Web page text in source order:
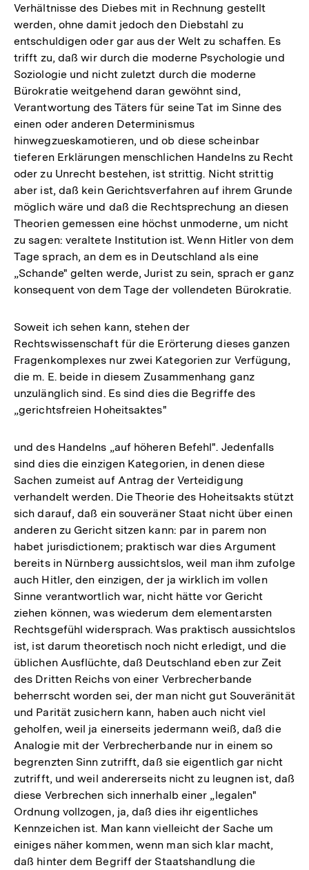
Verhältnisse des Diebes mit in Rechnung gestellt
werden, ohne damit jedoch den Diebstahl zu
entschuldigen oder gar aus der Welt zu schaffen. Es
trifft zu, daß wir durch die moderne Psychologie und
Soziologie und nicht zuletzt durch die moderne
Bürokratie weitgehend daran gewöhnt sind,
Verantwortung des Täters für seine Tat im Sinne des
einen oder anderen Determinismus
hinwegzueskamotieren, und ob diese scheinbar
tieferen Erklärungen menschlichen Handelns zu Recht
oder zu Unrecht bestehen, ist strittig. Nicht strittig
aber ist, daß kein Gerichtsverfahren auf ihrem Grunde
möglich wäre und daß die Rechtsprechung an diesen
Theorien gemessen eine höchst unmoderne, um nicht
zu sagen: veraltete Institution ist. Wenn Hitler von dem
Tage sprach, an dem es in Deutschland als eine
„Schande" gelten werde, Jurist zu sein, sprach er ganz
konsequent von dem Tage der vollendeten Bürokratie.
Soweit ich sehen kann, stehen der
Rechtswissenschaft für die Erörterung dieses ganzen
Fragenkomplexes nur zwei Kategorien zur Verfügung,
die m. E. beide in diesem Zusammenhang ganz
unzulänglich sind. Es sind dies die Begriffe des
„gerichtsfreien Hoheitsaktes"
und des Handelns „auf höheren Befehl". Jedenfalls
sind dies die einzigen Kategorien, in denen diese
Sachen zumeist auf Antrag der Verteidigung
verhandelt werden. Die Theorie des Hoheitsakts stützt
sich darauf, daß ein souveräner Staat nicht über einen
anderen zu Gericht sitzen kann: par in parem non
habet jurisdictionem; praktisch war dies Argument
bereits in Nürnberg aussichtslos, weil man ihm zufolge
auch Hitler, den einzigen, der ja wirklich im vollen
Sinne verantwortlich war, nicht hätte vor Gericht
ziehen können, was wiederum dem elementarsten
Rechtsgefühl widersprach. Was praktisch aussichtslos
ist, ist darum theoretisch noch nicht erledigt, und die
üblichen Ausflüchte, daß Deutschland eben zur Zeit
des Dritten Reichs von einer Verbrecherbande
beherrscht worden sei, der man nicht gut Souveränität
und Parität zusichern kann, haben auch nicht viel
geholfen, weil ja einerseits jedermann weiß, daß die
Analogie mit der Verbrecherbande nur in einem so
begrenzten Sinn zutrifft, daß sie eigentlich gar nicht
zutrifft, und weil andererseits nicht zu leugnen ist, daß
diese Verbrechen sich innerhalb einer „legalen"
Ordnung vollzogen, ja, daß dies ihr eigentliches
Kennzeichen ist. Man kann vielleicht der Sache um
einiges näher kommen, wenn man sich klar macht,
daß hinter dem Begriff der Staatshandlung die